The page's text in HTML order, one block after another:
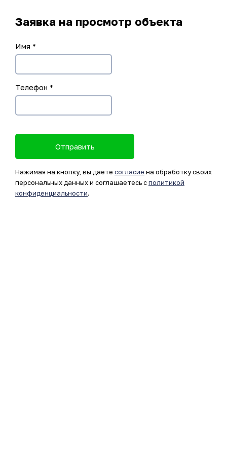
Заявка на просмотр объекта
Имя *
Телефон *
Отправить
Нажимая на кнопку, вы даете согласие на обработку своих
персональных данных и соглашаетесь сполитикой
конфиденциальности.